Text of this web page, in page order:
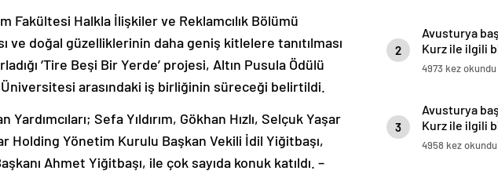
Fakültesi Halkla İlişkiler ve Reklamcılık Bölümü
ve doğal güzelliklerinin daha geniş kitlelere tanıtılması
‘Tire Beşi Bir Yerde’ projesi, Altın Pusula Ödülü
Üniversitesi arasındaki iş birliğinin süreceği belirtildi.
Sefa Yıldırım, Gökhan Hızlı, Selçuk Yaşar
Holding Yönetim Kurulu Başkan Vekili İdil Yiğitbaşı,
Ahmet Yiğitbaşı, ile çok sayıda konuk katıldı. –
2
Avusturya
Kurz ile ilgili
4973 kez okundu
3
Avusturya
Kurz ile ilgili
4958 kez okundu